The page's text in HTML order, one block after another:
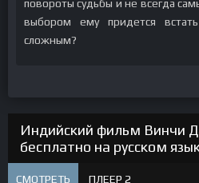
повороты судьбы и не всегда
выбором ему придется
сложным?
Индийский фильм Винчи
бесплатно на русском
СМОТРЕТЬ ПЛЕЕР 2